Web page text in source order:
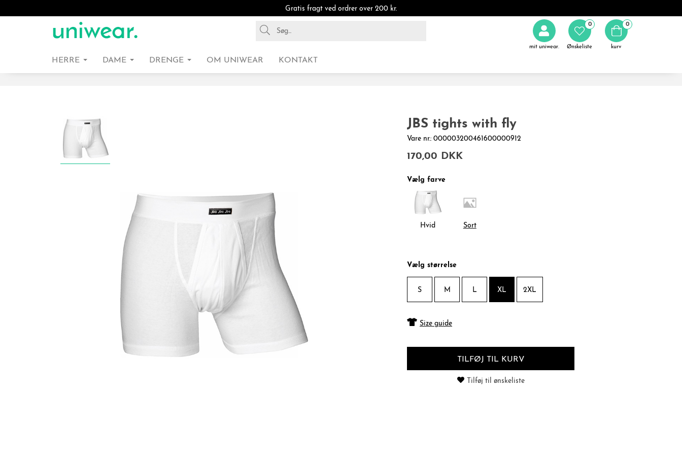
Gratis fragt ved ordrer over 200 kr.
mit uniwear. Ønskeliste
0 0
kurv
HERRE DAME DRENGE OM UNIWEAR KONTAKT
JBS tights with fly
Vare nr.: 000003200461600000912
170,00 DKK
Vælg farve
Hvid Sort
Vælg størrelse
S M L XL 2XL
Size guide
TILFØJ TIL KURV
Tilføj til ønskeliste